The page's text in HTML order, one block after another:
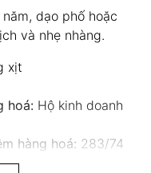
năm, dạo phố hoặc
và nhẹ nhàng.
xịt
hoá: Hộ kinh doanh
hàng hoá: 283/74
quận 10, TP.HCM